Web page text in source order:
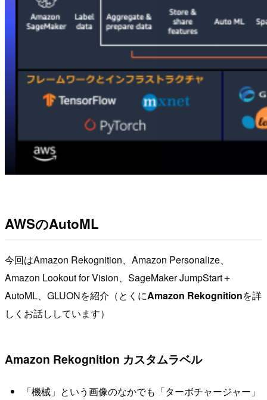
AWSのAutoML
今回はAmazon Rekognition、Amazon Personalize、
Amazon Lookout for Vision、SageMaker JumpStart＋
AutoML、GLUONを紹介（とくにAmazon Rekognitionを詳
しくお話ししています）
Amazon Rekognition カスタムラベル
「機械」という画像のなかでも「ターボチャージャー」